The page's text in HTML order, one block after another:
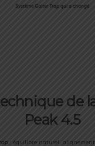
Système Gaiter Trap qui a changé
de
Peak 4.5
: équilibre naturel,